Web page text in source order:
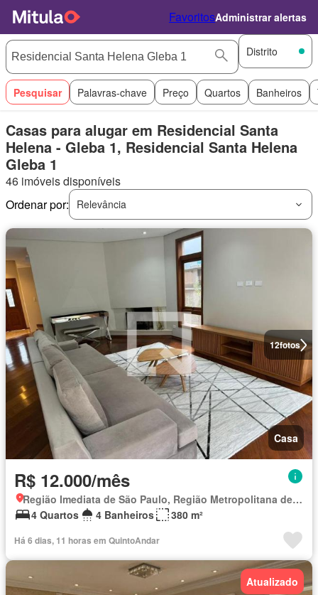
FavoritosAdministrar alertas
Distrito
Pesquisar Palavras-chave Preço Quartos Banheiros
Casas para alugar em Residencial Santa
Helena - Gleba 1, Residencial Santa Helena
Gleba 1
46 imóveis disponíveis
Ordenar por:
Relevância
12fotos
Casa
R$ 12.000/mês
Região Imediata de São Paulo, Região Metropolitana de São Paulo
4 Quartos
4 Banheiros 380 m²
Há 6 dias, 11 horas em QuintoAndar
Atualizado